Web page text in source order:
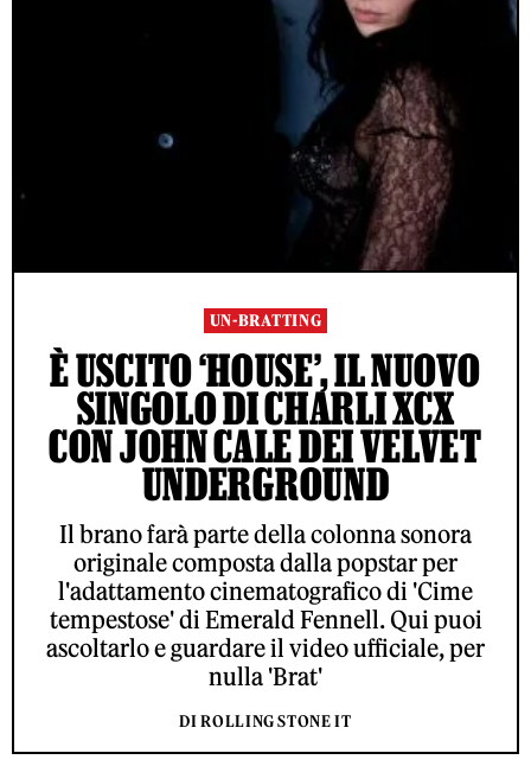
UN-BRATTING
È USCITO ‘HOUSE’, IL NUOVO
SINGOLO DI CHARLI XCX
CON JOHN CALE DEI VELVET
UNDERGROUND
Il brano farà parte della colonna sonora
originale composta dalla popstar per
l'adattamento cinematografico di 'Cime
tempestose' di Emerald Fennell. Qui puoi
ascoltarlo e guardare il video ufficiale, per
nulla 'Brat'
DI ROLLING STONE IT